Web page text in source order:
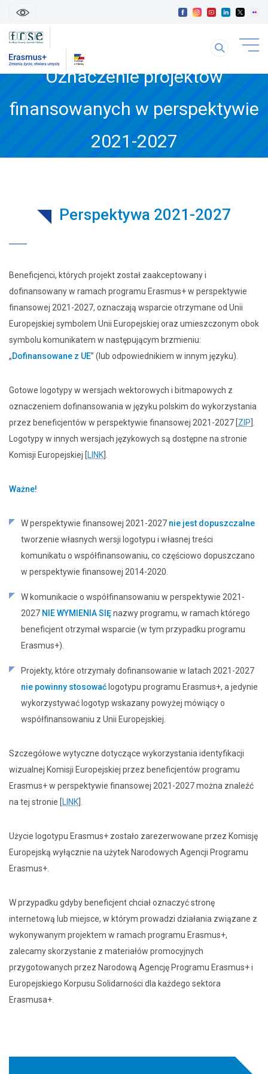
uwaga
otwiera
w
nowej
Szukaj
stronie
Oznaczenie projektów
finansowanych w perspektywie
2021-2027
treść
Perspektywa 2021-2027
Beneficjenci, których projekt został zaakceptowany i
dofinansowany w ramach programu Erasmus+ w perspektywie
finansowej 2021-2027, oznaczają wsparcie otrzymane od Unii
Europejskiej symbolem Unii Europejskiej oraz umieszczonym obok
symbolu komunikatem w następującym brzmieniu:
„Dofinansowane z UE” (lub odpowiednikiem w innym języku).
Gotowe logotypy w wersjach wektorowych i bitmapowych z
oznaczeniem dofinansowania w języku polskim do wykorzystania
przez beneficjentów w perspektywie finansowej 2021-2027 [ ZIP
Logotypy w innych wersjach językowych są dostępne na stronie
Komisji Europejskiej [
LINK
Ważne!
W perspektywie finansowej 2021-2027 nie jest dopuszczalne
tworzenie własnych wersji logotypu i własnej treści
komunikatu o współfinansowaniu, co częściowo dopuszczano
w perspektywie finansowej 2014-2020.
W komunikacie o współfinansowaniu w perspektywie 2021-
2027 NIE WYMIENIA SIĘnazwy programu, w ramach którego
beneficjent otrzymał wsparcie (w tym przypadku programu
Erasmus+).
Projekty, które otrzymały dofinansowanie w latach 2021-2027
nie powinny stosować logotypu programu Erasmus+, a jedynie
wykorzystywać logotyp wskazany powyżej mówiący o
współfinansowaniu z Unii Europejskiej.
Szczegółowe wytyczne dotyczące wykorzystania identyfikacji
wizualnej Komisji Europejskiej przez beneficjentów programu
Erasmus+ w perspektywie finansowej 2021-2027 można znaleźć
na tej stronie [
LINK
Użycie logotypu Erasmus+ zostało zarezerwowane przez Komisję
Europejską wyłącznie na użytek Narodowych Agencji Programu
Erasmus+.
W przypadku gdyby beneficjent chciał oznaczyć stronę
internetową lub miejsce, w którym prowadzi działania związane z
wykonywanym projektem w ramach programu Erasmus+,
zalecamy skorzystanie z materiałów promocyjnych
przygotowanych przez Narodową Agencję Programu Erasmus+ i
Europejskiego Korpusu Solidarności dla każdego sektora
Erasmusa+.